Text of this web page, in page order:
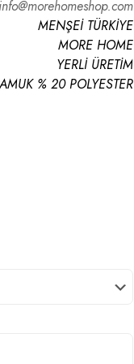
info@morehomeshop.com
MENŞEİ TÜRKİYE
MORE HOME
YERLİ ÜRETİM
% 20 POLYESTER